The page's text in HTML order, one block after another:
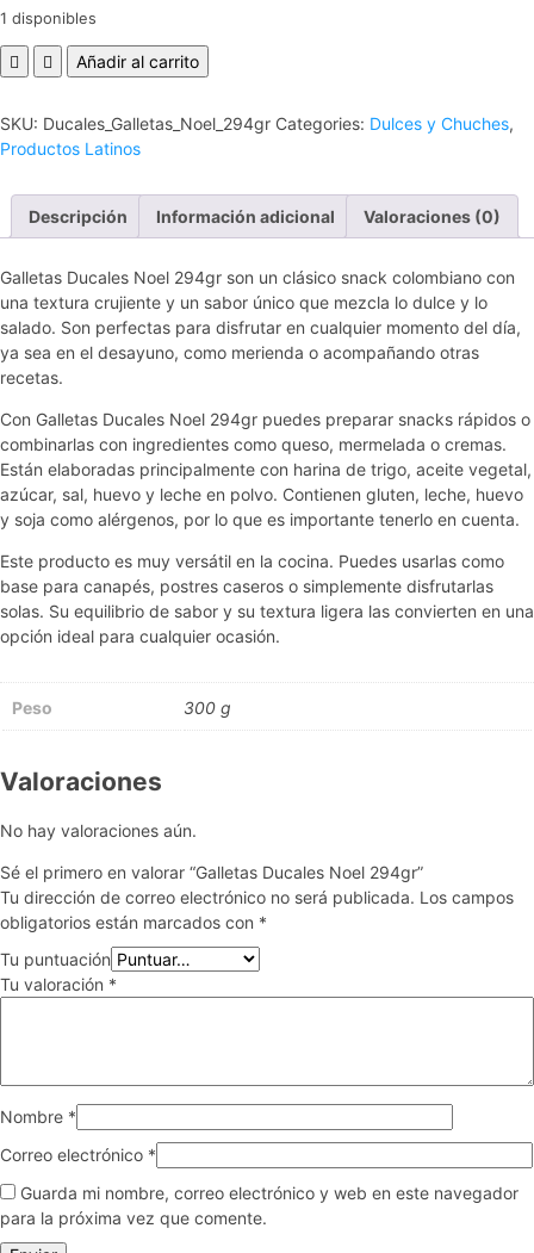
1 disponibles
Galletas
Ducales
294gr
cantidad
Añadir al carrito
SKU: Ducales_Galletas_Noel_294gr Categories: Dulces y Chuches,
Productos Latinos
Descripción Información adicional Valoraciones (0)
Galletas Ducales Noel 294gr son un clásico snack colombiano con
una textura crujiente y un sabor único que mezcla lo dulce y lo
salado. Son perfectas para disfrutar en cualquier momento del día,
ya sea en el desayuno, como merienda o acompañando otras
recetas.
Con Galletas Ducales Noel 294gr puedes preparar snacks rápidos o
combinarlas con ingredientes como queso, mermelada o cremas.
Están elaboradas principalmente con harina de trigo, aceite vegetal,
azúcar, sal, huevo y leche en polvo. Contienen gluten, leche, huevo
y soja como alérgenos, por lo que es importante tenerlo en cuenta.
Este producto es muy versátil en la cocina. Puedes usarlas como
base para canapés, postres caseros o simplemente disfrutarlas
solas. Su equilibrio de sabor y su textura ligera las convierten en una
opción ideal para cualquier ocasión.
Peso 300 g
Valoraciones
No hay valoraciones aún.
Sé el primero en valorar “Galletas Ducales Noel 294gr”
Tu dirección de correo electrónico no será publicada. Los campos
obligatorios están marcados con *
Tu puntuación
Tu valoración *
Nombre *
Correo electrónico *
Guarda mi nombre, correo electrónico y web en este navegador
para la próxima vez que comente.